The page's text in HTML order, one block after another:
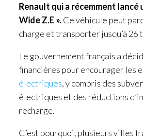
Renault qui a récemment lancé
Wide Z.E ».Ce véhicule peut
charge et transporter jusqu’à 26
Le gouvernement français a
financières pour encourager les
électriques, y compris des
électriques et des réductions
recharge.
C’est pourquoi, plusieurs villes